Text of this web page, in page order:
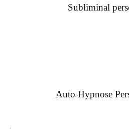
Subliminal
Auto Hypnose